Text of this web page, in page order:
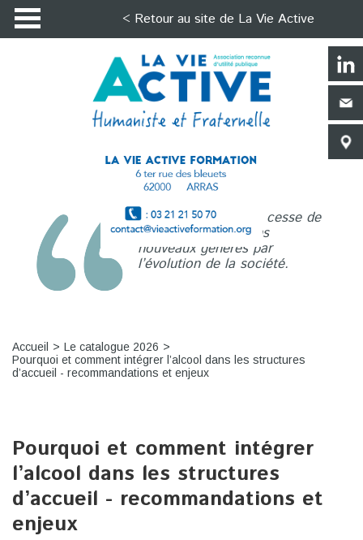
< Retour au site de La Vie Active
La Vie Active n’a de cesse de
répondre aux besoins
nouveaux générés par
l’évolution de la société.
Accueil
Le catalogue 2026
Pourquoi et comment intégrer l’alcool dans les structures
d’accueil - recommandations et enjeux
Pourquoi et comment intégrer
l’alcool dans les structures
d’accueil - recommandations et
enjeux